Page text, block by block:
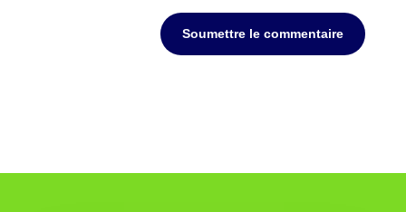
Soumettre le commentaire